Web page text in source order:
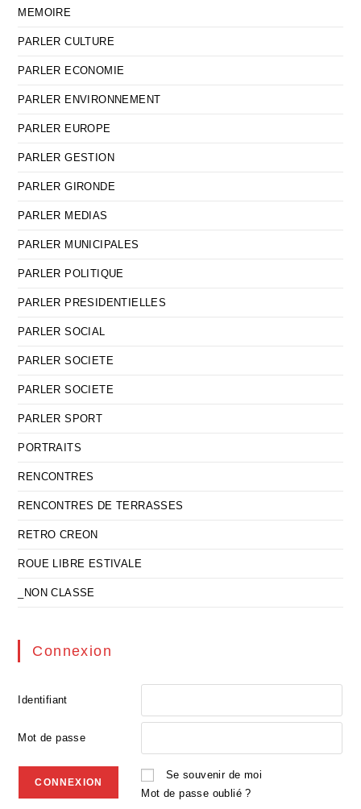
MEMOIRE
PARLER CULTURE
PARLER ECONOMIE
PARLER ENVIRONNEMENT
PARLER EUROPE
PARLER GESTION
PARLER GIRONDE
PARLER MEDIAS
PARLER MUNICIPALES
PARLER POLITIQUE
PARLER PRESIDENTIELLES
PARLER SOCIAL
PARLER SOCIETE
PARLER SOCIETE
PARLER SPORT
PORTRAITS
RENCONTRES
RENCONTRES DE TERRASSES
RETRO CREON
ROUE LIBRE ESTIVALE
_NON CLASSE
Connexion
Identifiant
Mot de passe
Se souvenir de moi
Mot de passe oublié ?